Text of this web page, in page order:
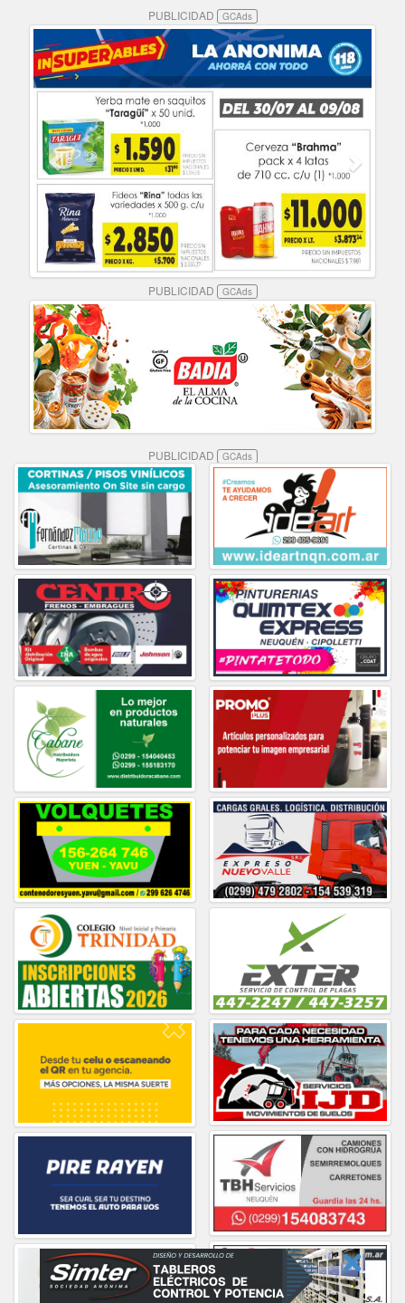
PUBLICIDAD GCAds
PUBLICIDAD GCAds
PUBLICIDAD GCAds